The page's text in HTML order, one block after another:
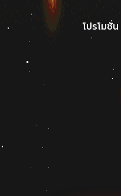
โปรโมชั่น